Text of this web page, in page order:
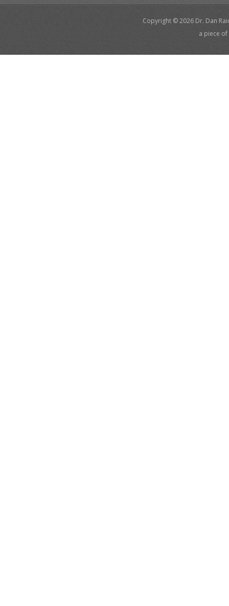
Copyright © 2026 Dr. Dan
a piece of